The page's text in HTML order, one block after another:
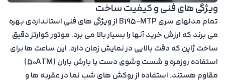
ویژگی های فنی و کیفیت ساخت
تمام مدلهای سری B195-MTP از ویژگی های فنی استانداردی بهره
می برند که ارزش خرید آنها را بسیار بالا می برد. موتور کوارتز دقیق
ساخت ژاپن که دقت بالایی در نمایش زمان دارد. این ساعت ها برای
استفاده روزمره و شست وشوی دست یا بارش باران (50ATM)
مقاوم هستند. استفاده از روکش های شب نما در عقربه ها و